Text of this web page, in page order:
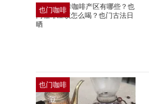
也门咖啡
也门咖啡
豆